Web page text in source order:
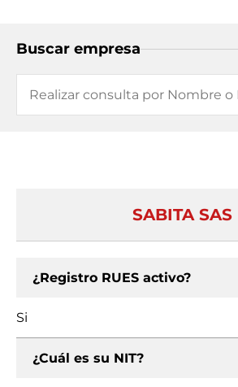
Buscar empresa
SABITA SAS
¿Registro RUES activo?
Si
¿Cuál es su NIT?